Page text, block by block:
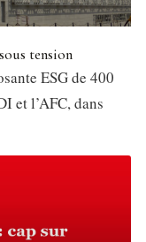
tension
ESG de 400
et l’AFC, dans